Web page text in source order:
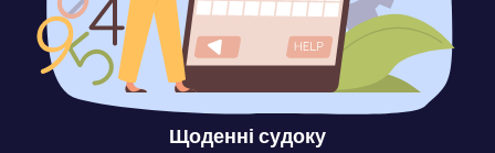
Щоденні судоку